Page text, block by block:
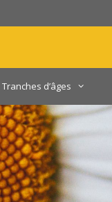
Tranches d’âges